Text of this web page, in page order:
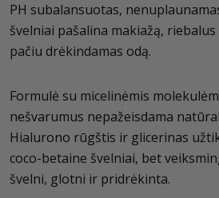
PH subalansuotas,
švelniai pašalina makiažą,
pačiu drėkindamas odą.
Formulė su micelinėmis
nešvarumus nepažeisdama
Hialurono rūgštis ir glicerinas
coco-betaine švelniai, bet
švelni, glotni ir pridrėkinta.